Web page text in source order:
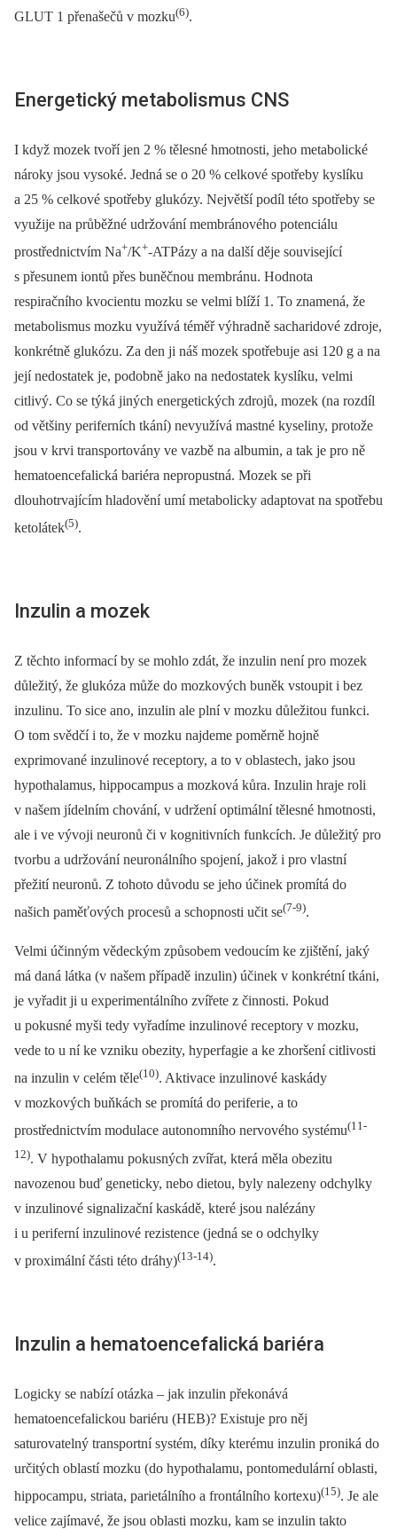
GLUT 1 přenašečů v mozku(6).
Energetický metabolismus CNS
I když mozek tvoří jen 2 % tělesné hmotnosti, jeho metabolické
nároky jsou vysoké. Jedná se o 20 % celkové spotřeby kyslíku
a 25 % celkové spotřeby glukózy. Největší podíl této spotřeby se
využije na průběžné udržování membránového potenciálu
prostřednictvím Na+/K+-ATPázy a na další děje související
s přesunem iontů přes buněčnou membránu. Hodnota
respiračního kvocientu mozku se velmi blíží 1. To znamená, že
metabolismus mozku využívá téměř výhradně sacharidové zdroje,
konkrétně glukózu. Za den ji náš mozek spotřebuje asi 120 g a na
její nedostatek je, podobně jako na nedostatek kyslíku, velmi
citlivý. Co se týká jiných energetických zdrojů, mozek (na rozdíl
od většiny periferních tkání) nevyužívá mastné kyseliny, protože
jsou v krvi transportovány ve vazbě na albumin, a tak je pro ně
hematoencefalická bariéra nepropustná. Mozek se při
dlouhotrvajícím hladovění umí metabolicky adaptovat na spotřebu
ketolátek(5).
Inzulin a mozek
Z těchto informací by se mohlo zdát, že inzulin není pro mozek
důležitý, že glukóza může do mozkových buněk vstoupit i bez
inzulinu. To sice ano, inzulin ale plní v mozku důležitou funkci.
O tom svědčí i to, že v mozku najdeme poměrně hojně
exprimované inzulinové receptory, a to v oblastech, jako jsou
hypothalamus, hippocampus a mozková kůra. Inzulin hraje roli
v našem jídelním chování, v udržení optimální tělesné hmotnosti,
ale i ve vývoji neuronů či v kognitivních funkcích. Je důležitý pro
tvorbu a udržování neuronálního spojení, jakož i pro vlastní
přežití neuronů. Z tohoto důvodu se jeho účinek promítá do
našich paměťových procesů a schopnosti učit se(7-9).
Velmi účinným vědeckým způsobem vedoucím ke zjištění, jaký
má daná látka (v našem případě inzulin) účinek v konkrétní tkáni,
je vyřadit ji u experimentálního zvířete z činnosti. Pokud
u pokusné myši tedy vyřadíme inzulinové receptory v mozku,
vede to u ní ke vzniku obezity, hyperfagie a ke zhoršení citlivosti
na inzulin v celém těle(10). Aktivace inzulinové kaskády
v mozkových buňkách se promítá do periferie, a to
prostřednictvím modulace autonomního nervového systému(11-
12). V hypothalamu pokusných zvířat, která měla obezitu
navozenou buď geneticky, nebo dietou, byly nalezeny odchylky
v inzulinové signalizační kaskádě, které jsou nalézány
i u periferní inzulinové rezistence (jedná se o odchylky
v proximální části této dráhy)(13-14).
Inzulin a hematoencefalická bariéra
Logicky se nabízí otázka –⁠ jak inzulin překonává
hematoencefalickou bariéru (HEB)? Existuje pro něj
saturovatelný transportní systém, díky kterému inzulin proniká do
určitých oblastí mozku (do hypothalamu, pontomedulární oblasti,
hippocampu, striata, parietálního a frontálního kortexu)(15). Je ale
velice zajímavé, že jsou oblasti mozku, kam se inzulin takto